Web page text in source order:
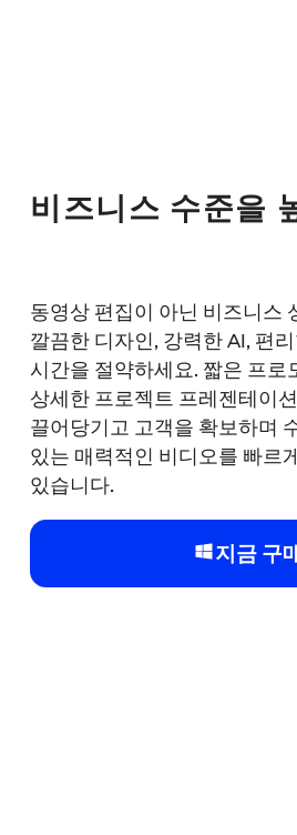
비즈니스 수준을
동영상 편집이 아닌 비즈니스
깔끔한 디자인, 강력한 AI, 편
시간을 절약하세요. 짧은 프로
상세한 프로젝트 프레젠테이
끌어당기고 고객을 확보하며
있는 매력적인 비디오를 빠르
있습니다.
지금 구